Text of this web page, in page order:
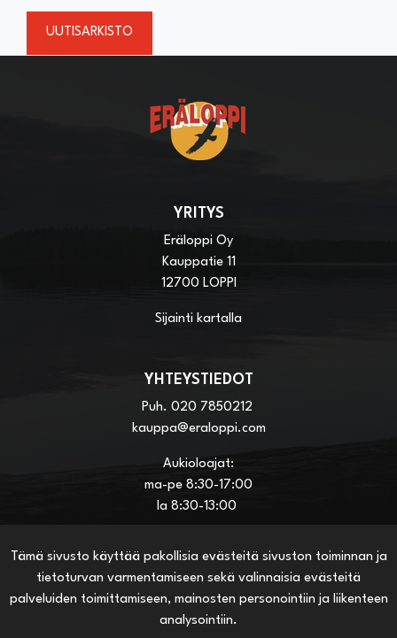
Tämä sivusto käyttää pakollisia evästeitä sivuston toiminnan ja
tietoturvan varmentamiseen sekä valinnaisia evästeitä
palveluiden toimittamiseen, mainosten personointiin ja liikenteen
analysointiin.
UUTISARKISTO
YRITYS
Eräloppi Oy
Kauppatie 11
12700 LOPPI
Sijainti kartalla
YHTEYSTIEDOT
Puh. 020 7850212
kauppa@eraloppi.com
Aukioloajat:
ma-pe 8:30-17:00
la 8:30-13:00
HYÖDYLLISIÄ LINKKEJÄ
Näin teet ostoksia verkkokaupassa
Sopimusehdot